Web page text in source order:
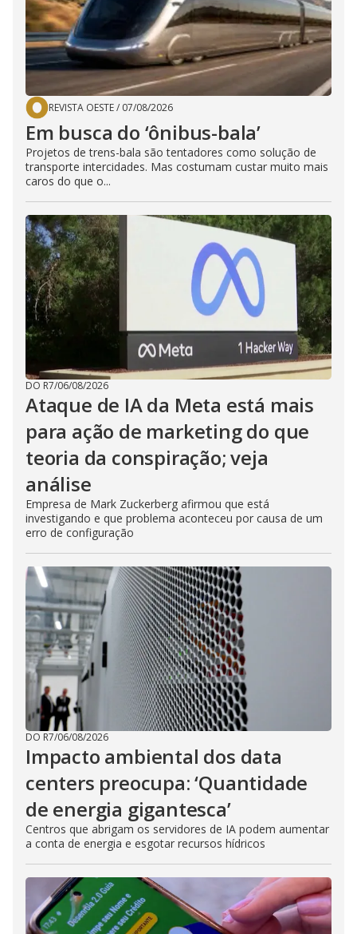
REVISTA OESTE/ 07/08/2026
Em busca do ‘ônibus-bala’
Projetos de trens-bala são tentadores como solução de
transporte intercidades. Mas costumam custar muito mais
caros do que o...
DO R7/06/08/2026
Ataque de IA da Meta está mais
para ação de marketing do que
teoria da conspiração; veja
análise
Empresa de Mark Zuckerberg afirmou que está
investigando e que problema aconteceu por causa de um
erro de configuração
DO R7/06/08/2026
Impacto ambiental dos data
centers preocupa: ‘Quantidade
de energia gigantesca’
Centros que abrigam os servidores de IA podem aumentar
a conta de energia e esgotar recursos hídricos